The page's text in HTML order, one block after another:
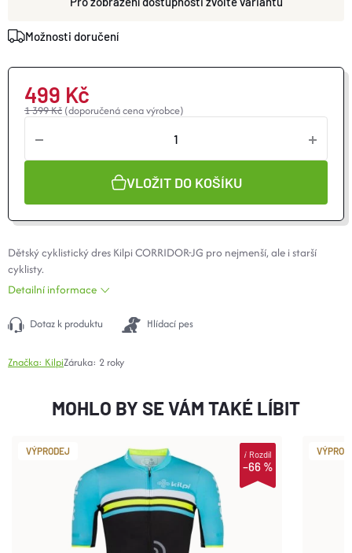
Moje objednávka
Možnosti doručení
1 399 Kč (doporučená cena výrobce)
499 Kč
VLOŽIT DO KOŠÍKU
Dětský cyklistický dres Kilpi CORRIDOR-JG pro nejmenší, ale i starší
cyklisty.
Detailní informace
Dotaz k produktu Hlídací pes
Značka: KilpiZáruka: 2 roky
MOHLO BY SE VÁM TAKÉ LÍBIT
VÝPRODEJ
–66 %
iRozdíl